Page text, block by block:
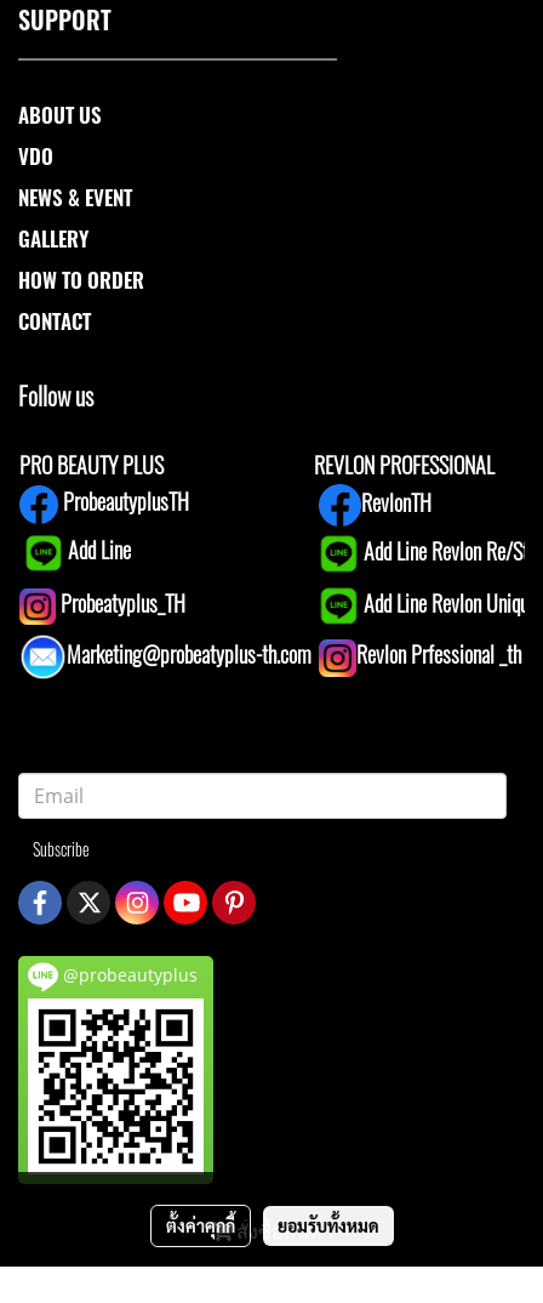
สั่งซื้อสินค้า
SUPPORT
ABOUT US
VDO
NEWS & EVENT
GALLERY
HOW TO ORDER
CONTACT
Follow us
PRO BEAUTY PLUS
REVLON PROFESSIONAL
ProbeautyplusTH
RevlonTH
Add Line
Add Line Revlon Re/
Probeatyplus_TH
Add Line Revlon
Marketing@probeatyplus-th.com
Revlon Prfessional _th
Subscribe
@probeautyplus
© Copyright probeautyplusthailand.com 2021 All rights reserved.
ตั้งค่าคุกกี้ ยอมรับทั้งหมด